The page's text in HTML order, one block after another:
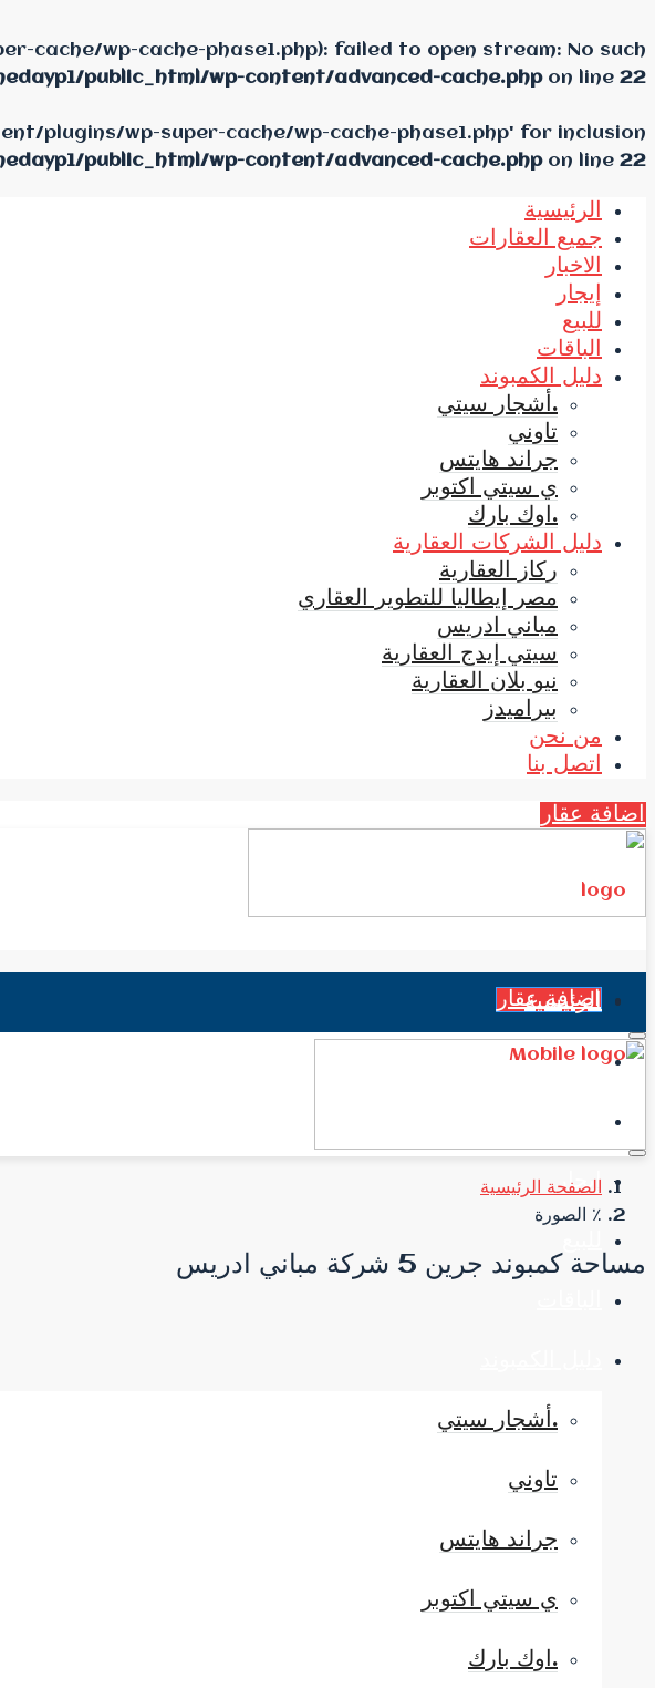
cache/wp-cache-phase1.php): failed to open stream: No such
public_html/wp-content/advanced-cache.phpon line 22
plugins/wp-super-cache/wp-cache-phase1.php' for inclusion
public_html/wp-content/advanced-cache.phpon line 22
الرئيسية
جميع العقارات
الاخبار
إيجار
للبيع
الباقات
دليل الكمبوند
.أشجار سيتي
تاوني
جراند هايتس
ي سيتي اكتوبر
.اوك بارك
دليل الشركات العقارية
ركاز العقارية
مصر إيطاليا للتطوير العقاري
مباني ادريس
سيتي إيدج العقارية
نيو بلان العقارية
بيراميدز
من نحن
اتصل بنا
اضافة عقار
اضافة عقار
الرئيسية
جميع العقارات
إيجار
.أشجار سيتي
تاوني
جراند هايتس
ي سيتي اكتوبر
.اوك بارك
الصفحة الرئيسية
٪ الصورة
مساحة كمبوند جرين 5 شركة مباني ادريس